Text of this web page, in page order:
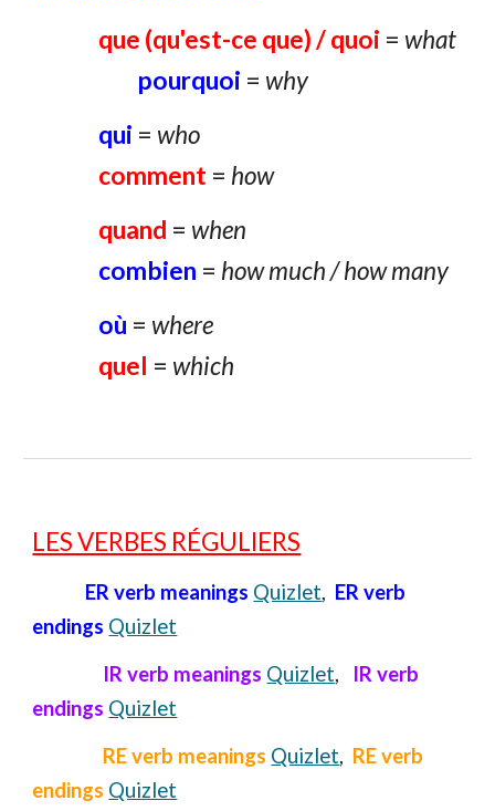
que (qu'est-ce que)/ quoi = what
pourquoi = why
qui = who
comment = how
quand = when
combien = how much / how many
où = where
quel = which
LES VERBES RÉGULIERS
ER verb meanings Quizlet, ER verb
endings Quizlet
IR verb meanings Quizlet,
IR verb
endings Quizlet
RE verb meanings Quizlet, RE verb
endings Quizlet